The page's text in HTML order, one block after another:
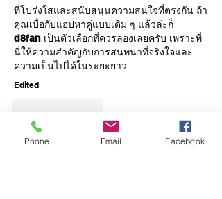
ที่โปร่งใสและสนับสนุนความสนใจที่ตรงกัน ถ้า
คุณเบื่อกับแอปหาคู่แบบเดิม ๆ แล้วล่ะก็
d8fan เป็นตัวเลือกที่ควรลองเลยครับ เพราะที่
นี่ให้ความสำคัญกับการสนทนาที่จริงใจและ
ความเป็นไปได้ในระยะยาว
Edited
Cornelia Reeves
Phone Email Facebook